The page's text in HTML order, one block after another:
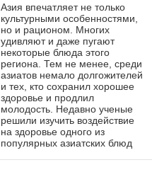
Азия впечатляет не только
культурными особенностями,
но и рационом. Многих
удивляют и даже пугают
некоторые блюда этого
региона. Тем не менее, среди
азиатов немало долгожителей
и тех, кто сохранил хорошее
здоровье и продлил
молодость. Недавно ученые
решили изучить воздействие
на здоровье одного из
популярных азиатских блюд